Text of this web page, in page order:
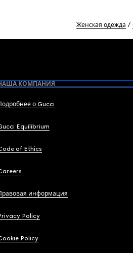
Женская одежда
КОМПАНИЯ
о Gucci
Equilibrium
of Ethics
информация
Policy
Policy